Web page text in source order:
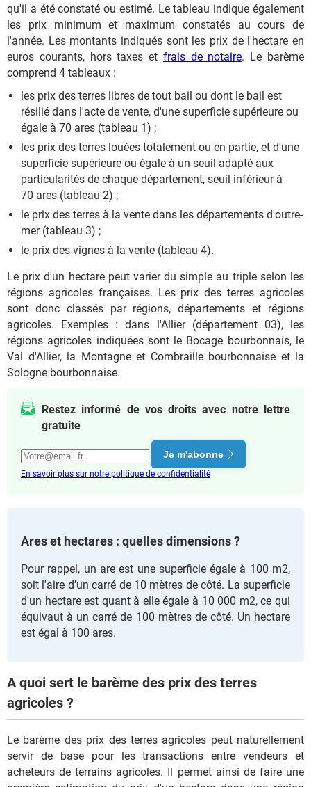
qu'il a été constaté ou estimé. Le tableau indique également
les prix minimum et maximum constatés au cours de
l'année. Les montants indiqués sont les prix de l'hectare en
euros courants, hors taxes et frais de notaire. Le barème
comprend 4 tableaux :
les prix des terres libres de tout bail ou dont le bail est
résilié dans l'acte de vente, d'une superficie supérieure ou
égale à 70 ares (tableau 1) ;
les prix des terres louées totalement ou en partie, et d'une
superficie supérieure ou égale à un seuil adapté aux
particularités de chaque département, seuil inférieur à
70 ares (tableau 2) ;
le prix des terres à la vente dans les départements d'outre-
mer (tableau 3) ;
le prix des vignes à la vente (tableau 4).
Le prix d'un hectare peut varier du simple au triple selon les
régions agricoles françaises. Les prix des terres agricoles
sont donc classés par régions, départements et régions
agricoles. Exemples : dans l'Allier (département 03), les
régions agricoles indiquées sont le Bocage bourbonnais, le
Val d'Allier, la Montagne et Combraille bourbonnaise et la
Sologne bourbonnaise.
Restez informé de vos droits avec notre lettre
gratuite
Je m'abonne
En savoir plus sur notre politique de confidentialité
Ares et hectares : quelles dimensions ?
Pour rappel, un are est une superficie égale à 100 m2,
soit l'aire d'un carré de 10 mètres de côté. La superficie
d'un hectare est quant à elle égale à 10 000 m2, ce qui
équivaut à un carré de 100 mètres de côté. Un hectare
est égal à 100 ares.
A quoi sert le barème des prix des terres
agricoles ?
Le barème des prix des terres agricoles peut naturellement
servir de base pour les transactions entre vendeurs et
acheteurs de terrains agricoles. Il permet ainsi de faire une